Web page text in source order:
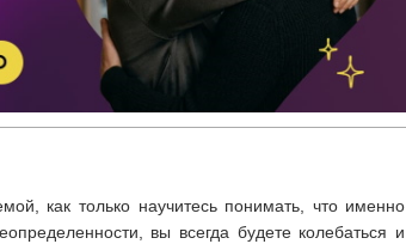
как только научитесь понимать, что именно
вы всегда будете колебаться и